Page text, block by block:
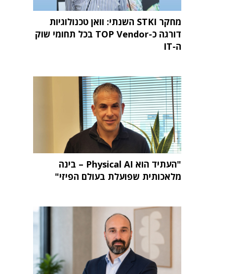
מחקר STKI השנתי: וואן טכנולוגיות
דורגה כ-TOP Vendor בכל תחומי שוק
ה-IT
"העתיד הוא Physical AI – בינה
מלאכותית שפועלת בעולם הפיזי"